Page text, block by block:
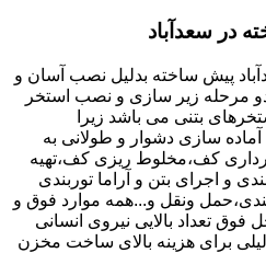
در سعدآباد
پیش ساخته بدلیل نصب آسان و
مرحله زیر سازی و نصب استخر
بتنی می باشد زیرا
سازی دشوار و طولانی به
کف،مخلوط ریزی کف،تهیه
و اجرای بتن و آراما توربندی
ونقل و...همه موارد فوق و
فوق تعداد بالایی نیروی انسانی
برای هزینه بالای ساخت مخزن